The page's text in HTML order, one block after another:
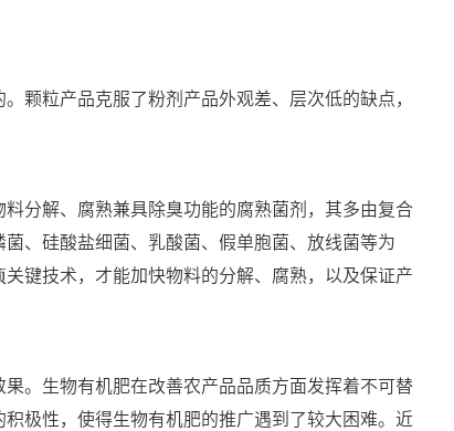
颗粒产品克服了粉剂产品外观差、层次低的缺点，
分解、腐熟兼具除臭功能的腐熟菌剂，其多由复合
、硅酸盐细菌、乳酸菌、假单胞菌、放线菌等为
键技术，才能加快物料的分解、腐熟，以及保证产
。生物有机肥在改善农产品品质方面发挥着不可替
极性，使得生物有机肥的推广遇到了较大困难。近